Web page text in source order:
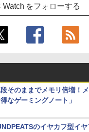
Watch をフォローする
そのままでメモリ倍増！
得なゲーミングノート」
のイヤカフ型イ